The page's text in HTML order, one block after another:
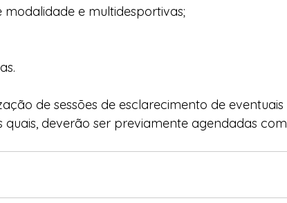
modalidade e multidesportivas;
de sessões de esclarecimento de eventuais
quais, deverão ser previamente agendadas com